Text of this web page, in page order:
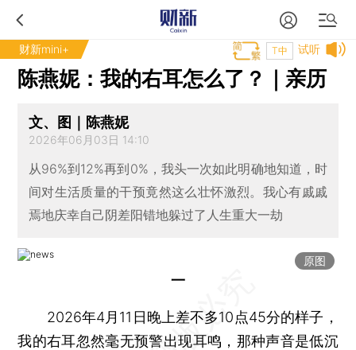
财新mini+ 试听
T中
陈燕妮：我的右耳怎么了？｜亲历
文、图｜陈燕妮
2026年06月03日 14:10
从96%到12%再到0%，我头一次如此明确地知道，时
间对生活质量的干预竟然这么壮怀激烈。我心有戚戚
焉地庆幸自己阴差阳错地躲过了人生重大一劫
原图
一
2026年4月11日晚上差不多10点45分的样子，
我的右耳忽然毫无预警出现耳鸣，那种声音是低沉